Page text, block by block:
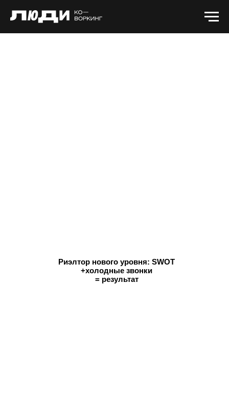
Риэлтор нового уровня: SWOT
+холодные звонки
= результат